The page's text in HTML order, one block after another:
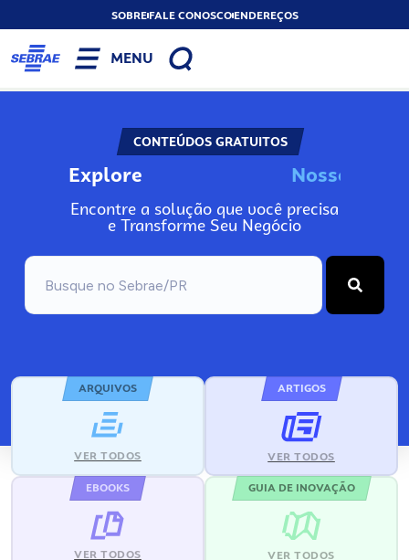
SOBREFALE CONOSCOENDEREÇOS
MENU
CONTEÚDOS GRATUITOS
Explore No
Encontre a solução que você precisa
e Transforme Seu Negócio
ARQUIVOS
VER TODOS
ARTIGOS
VER TODOS
EBOOKS
VER TODOS
GUIA DE INOVAÇÃO
VER TODOS